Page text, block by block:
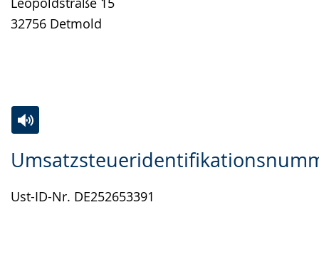
32756 Detmold
Ust-ID-Nr. DE252653391
Leichten
wechseln.
Audio-
Video
Deutscher